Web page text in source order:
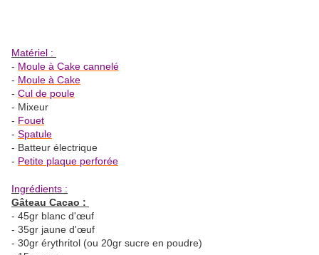
Matériel :
- Moule à Cake cannelé
- Moule à Cake
- Cul de poule
- Mixeur
- Fouet
- Spatule
- Batteur électrique
- Petite plaque perforée
Ingrédients :
Gâteau Cacao :
- 45gr blanc d'œuf
- 35gr jaune d'œuf
- 30gr érythritol (ou 20gr sucre en poudre)